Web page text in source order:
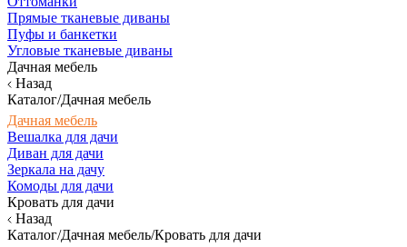
Прямые тканевые диваны
Пуфы и банкетки
Угловые тканевые диваны
Дачная мебель
Назад
Каталог/Дачная мебель
Дачная мебель
Вешалка для дачи
Диван для дачи
Зеркала на дачу
Комоды для дачи
Кровать для дачи
Назад
Каталог/Дачная мебель/Кровать для дачи